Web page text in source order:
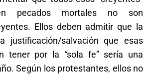
pecados mortales no son
Ellos deben admitir que la
justificación/salvación que esas
tener por la “sola fe” sería una
Según los protestantes, ellos no